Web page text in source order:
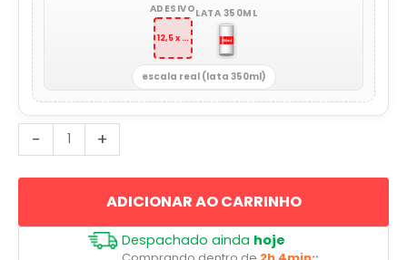
ADESIVO
12,5 x 13,5 cm
LATA 350ML
escala real (lata 350ml)
-
Siga
Seus
quantidade
+
ADICIONAR AO CARRINHO
Despachado ainda hoje